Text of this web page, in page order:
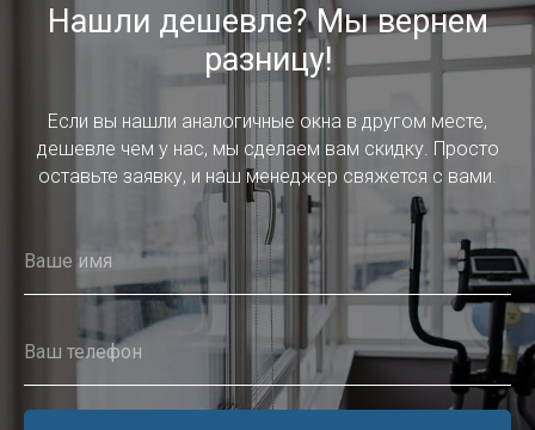
Нашли дешевле? Мы вернем
разницу!
Если вы нашли аналогичные окна в другом месте,
дешевле чем у нас, мы сделаем вам скидку. Просто
оставьте заявку, и наш менеджер свяжется с вами.